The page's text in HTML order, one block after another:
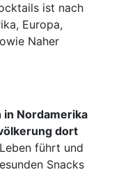
ist nach
Europa,
Naher
Nordamerika
dort
führt und
Snacks